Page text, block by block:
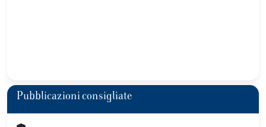
Pubblicazioni consigliate